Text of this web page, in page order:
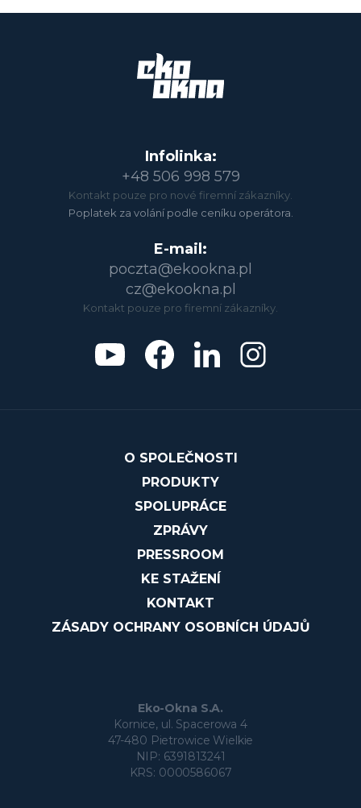
Infolinka:
+48 506 998 579
Kontakt pouze pro nové firemní zákazníky.
Poplatek za volání podle ceníku operátora.
E-mail:
poczta@ekookna.pl
cz@ekookna.pl
Kontakt pouze pro firemní zákazníky.
O SPOLEČNOSTI
PRODUKTY
SPOLUPRÁCE
ZPRÁVY
PRESSROOM
KE STAŽENÍ
KONTAKT
ZÁSADY OCHRANY OSOBNÍCH ÚDAJŮ
Eko-Okna S.A.
Kornice, ul. Spacerowa 4
47-480 Pietrowice Wielkie
NIP: 6391813241
KRS: 0000586067